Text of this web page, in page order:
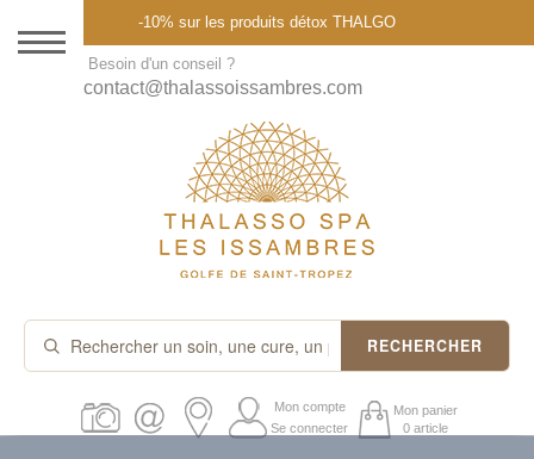
DESTINATION
THALASSO SPA
CURES ET FORFAITS
SOINS À LA CARTE
ABONNEMENTS
PROMOS
-10% sur les produits détox THALGO
Besoin d'un conseil ?
contact@thalassoissambres.com
RECHERCHER
Mon compte
Se connecter
Mon panier
0 article